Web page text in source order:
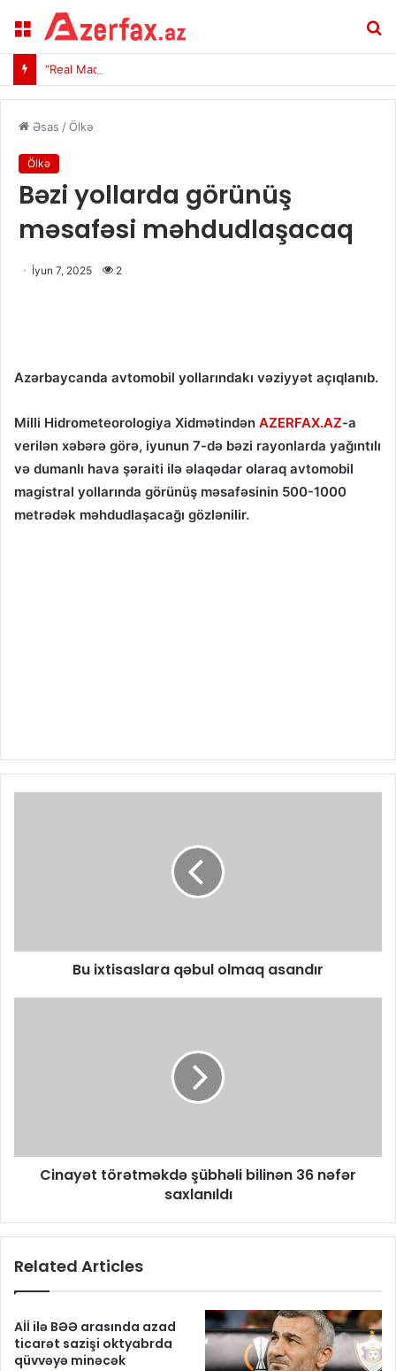
Menu
“Real Madrid” Vinisiusla yeni müqavilə imzaladı
Əsas /Ölkə
Ölkə
Bəzi yollarda görünüş
məsafəsi məhdudlaşacaq
İyun 7, 2025 2
Azərbaycanda avtomobil yollarındakı vəziyyət açıqlanıb.
Milli Hidrometeorologiya Xidmətindən AZERFAX.AZ-a
verilən xəbərə görə, iyunun 7-də bəzi rayonlarda yağıntılı
və dumanlı hava şəraiti ilə əlaqədar olaraq avtomobil
magistral yollarında görünüş məsafəsinin 500-1000
metrədək məhdudlaşacağı gözlənilir.
Bu ixtisaslara qəbul olmaq asandır
Cinayət törətməkdə şübhəli bilinən 36 nəfər
saxlanıldı
Related Articles
Aİİ ilə BƏƏ arasında azad
ticarət sazişi oktyabrda
qüvvəyə minəcək